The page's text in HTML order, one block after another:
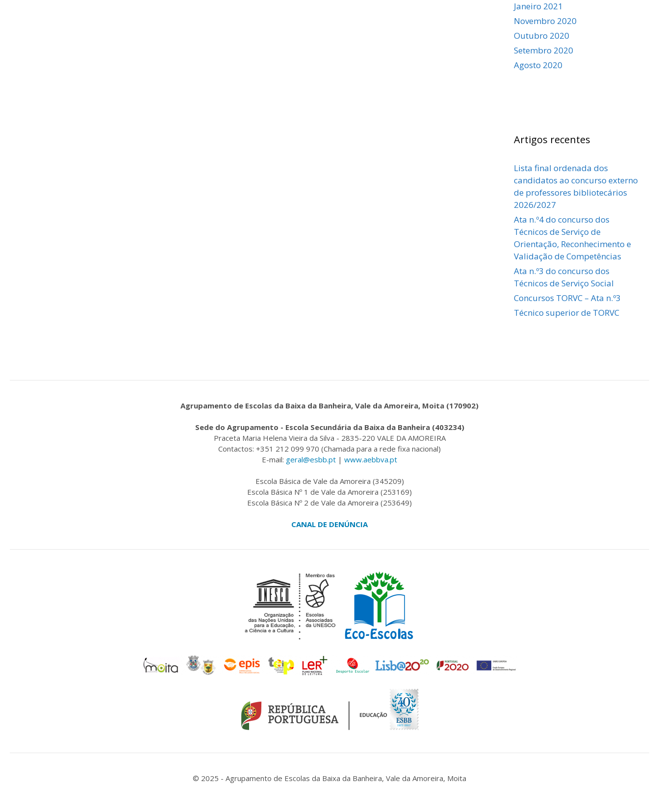
Janeiro 2021
Novembro 2020
Outubro 2020
Setembro 2020
Agosto 2020
Artigos recentes
Lista final ordenada dos
candidatos ao concurso externo
de professores bibliotecários
2026/2027
Ata n.º4 do concurso dos
Técnicos de Serviço de
Orientação, Reconhecimento e
Validação de Competências
Ata n.º3 do concurso dos
Técnicos de Serviço Social
Concursos TORVC – Ata n.º3
Técnico superior de TORVC
Agrupamento de Escolas da Baixa da Banheira, Vale da Amoreira, Moita (170902)
Sede do Agrupamento - Escola Secundária da Baixa da Banheira (403234)
Praceta Maria Helena Vieira da Silva - 2835-220 VALE DA AMOREIRA
Contactos: +351 212 099 970 (Chamada para a rede fixa nacional)
E-mail: geral@esbb.pt | www.aebbva.pt
Escola Básica de Vale da Amoreira (345209)
Escola Básica Nº 1 de Vale da Amoreira (253169)
Escola Básica Nº 2 de Vale da Amoreira (253649)
CANAL DE DENÚNCIA
© 2025 - Agrupamento de Escolas da Baixa da Banheira, Vale da Amoreira, Moita